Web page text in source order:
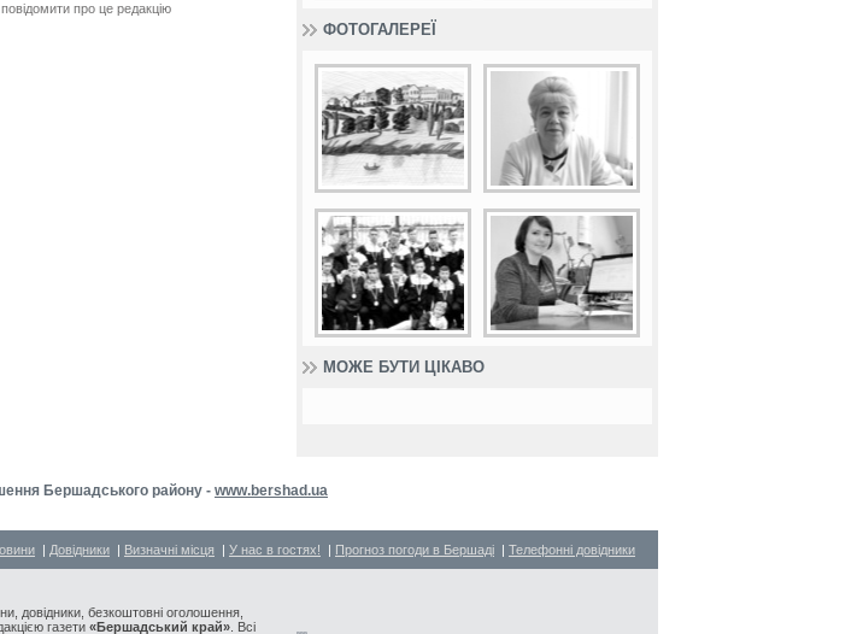
про це редакцію
ФОТОГАЛЕРЕЇ
МОЖЕ БУТИ ЦІКАВО
Бершадського району - www.bershad.ua
| Довідники | Визначні місця | У нас в гостях! | Прогноз погоди в Бершаді | Телефонні довідники
довідники, безкоштовні оголошення,
газети «Бершадський край» . Всі